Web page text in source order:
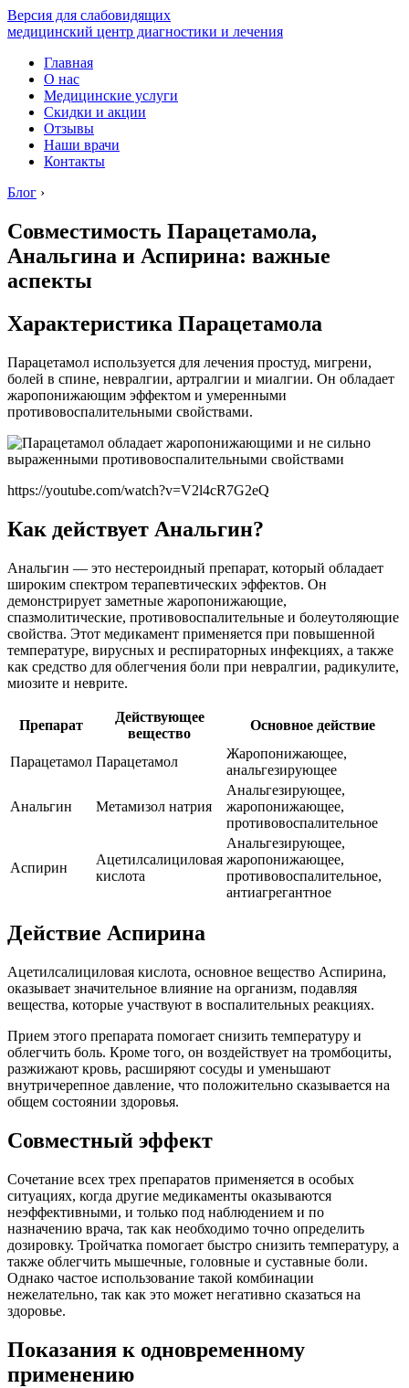
Версия для слабовидящих
медицинский центр диагностики и лечения
Главная
О нас
Медицинские услуги
Скидки и акции
Отзывы
Наши врачи
Контакты
Блог ›
Совместимость Парацетамола,
Анальгина и Аспирина: важные
аспекты
Характеристика Парацетамола
Парацетамол используется для лечения простуд, мигрени,
болей в спине, невралгии, артралгии и миалгии. Он обладает
жаропонижающим эффектом и умеренными
противовоспалительными свойствами.
https://youtube.com/watch?v=V2l4cR7G2eQ
Как действует Анальгин?
Анальгин — это нестероидный препарат, который обладает
широким спектром терапевтических эффектов. Он
демонстрирует заметные жаропонижающие,
спазмолитические, противовоспалительные и болеутоляющие
свойства. Этот медикамент применяется при повышенной
температуре, вирусных и респираторных инфекциях, а также
как средство для облегчения боли при невралгии, радикулите,
миозите и неврите.
Препарат
Действующее
вещество
Основное действие
Парацетамол Парацетамол
Жаропонижающее,
анальгезирующее
Анальгин Метамизол натрия
Анальгезирующее,
жаропонижающее,
противовоспалительное
Аспирин
Ацетилсалициловая
кислота
Анальгезирующее,
жаропонижающее,
противовоспалительное,
антиагрегантное
Действие Аспирина
Ацетилсалициловая кислота, основное вещество Аспирина,
оказывает значительное влияние на организм, подавляя
вещества, которые участвуют в воспалительных реакциях.
Прием этого препарата помогает снизить температуру и
облегчить боль. Кроме того, он воздействует на тромбоциты,
разжижают кровь, расширяют сосуды и уменьшают
внутричерепное давление, что положительно сказывается на
общем состоянии здоровья.
Совместный эффект
Сочетание всех трех препаратов применяется в особых
ситуациях, когда другие медикаменты оказываются
неэффективными, и только под наблюдением и по
назначению врача, так как необходимо точно определить
дозировку. Тройчатка помогает быстро снизить температуру, а
также облегчить мышечные, головные и суставные боли.
Однако частое использование такой комбинации
нежелательно, так как это может негативно сказаться на
здоровье.
Показания к одновременному
применению